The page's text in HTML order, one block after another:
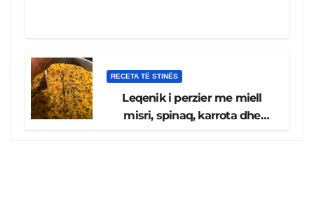
RECETA TË STINËS
Leqenik i perzier me miell
misri, spinaq, karrota dhe